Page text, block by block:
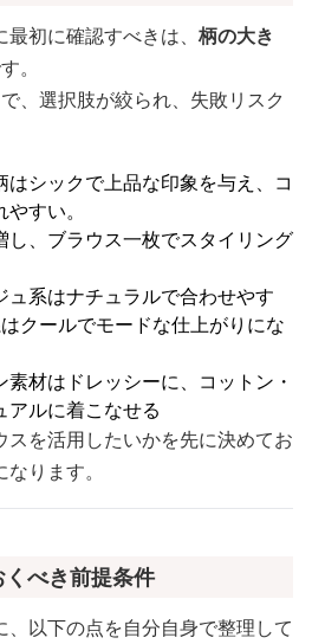
初に確認すべきは、 柄の大き
。
、選択肢が絞られ、失敗リスク
はシックで上品な印象を与え、コ
すい。
し、ブラウス一枚でスタイリング
ュ系はナチュラルで合わせやす
クールでモードな仕上がりにな
材はドレッシーに、コットン・
アルに着こなせる
スを活用したいかを先に決めてお
ります。
べき前提条件
以下の点を自分自身で整理して